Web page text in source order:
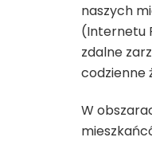
naszych
(Internetu
zdalne
codzienne
W